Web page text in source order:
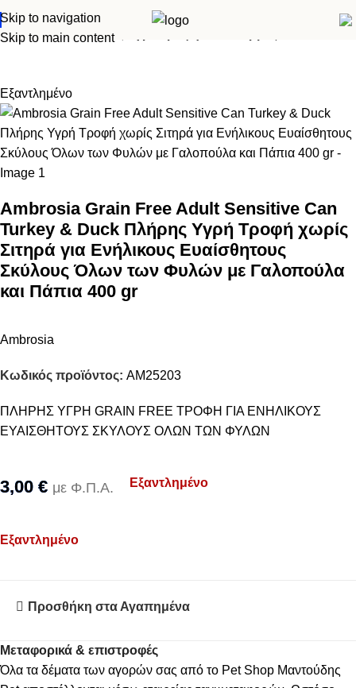
Skip to navigation
Skip to main content
Αρχική σελίδα Σκύλος
Εξαντλημένο
Ambrosia Grain Free Adult Sensitive Can
Turkey & Duck Πλήρης Υγρή Τροφή χωρίς
Σιτηρά για Ενήλικους Ευαίσθητους
Σκύλους Όλων των Φυλών με Γαλοπούλα
και Πάπια 400 gr
Ambrosia
Κωδικός προϊόντος: AM25203
ΠΛΗΡΗΣ ΥΓΡΗ GRAIN FREE ΤΡΟΦΗ ΓΙΑ ΕΝΗΛΙΚΟΥΣ
ΕΥΑΙΣΘΗΤΟΥΣ ΣΚΥΛΟΥΣ ΟΛΩΝ ΤΩΝ ΦΥΛΩΝ
3,00 € με Φ.Π.Α. Εξαντλημένο
Εξαντλημένο
Προσθήκη στα Αγαπημένα
Μεταφορικά & επιστροφές
Όλα τα δέματα των αγορών σας από το Pet Shop Μαντούδης